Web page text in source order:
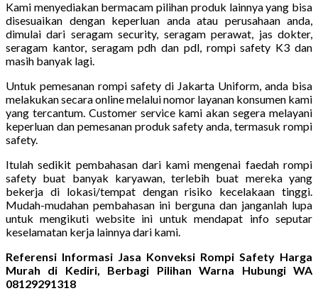
Kami menyediakan bermacam pilihan produk lainnya yang bisa
disesuaikan dengan keperluan anda atau perusahaan anda,
dimulai dari seragam security, seragam perawat, jas dokter,
seragam kantor, seragam pdh dan pdl, rompi safety K3 dan
masih banyak lagi.
Untuk pemesanan rompi safety di Jakarta Uniform, anda bisa
melakukan secara online melalui nomor layanan konsumen kami
yang tercantum. Customer service kami akan segera melayani
keperluan dan pemesanan produk safety anda, termasuk rompi
safety.
Itulah sedikit pembahasan dari kami mengenai faedah rompi
safety buat banyak karyawan, terlebih buat mereka yang
bekerja di lokasi/tempat dengan risiko kecelakaan tinggi.
Mudah-mudahan pembahasan ini berguna dan janganlah lupa
untuk mengikuti website ini untuk mendapat info seputar
keselamatan kerja lainnya dari kami.
Referensi Informasi Jasa Konveksi Rompi Safety Harga
Murah di Kediri, Berbagi Pilihan Warna Hubungi WA
08129291318